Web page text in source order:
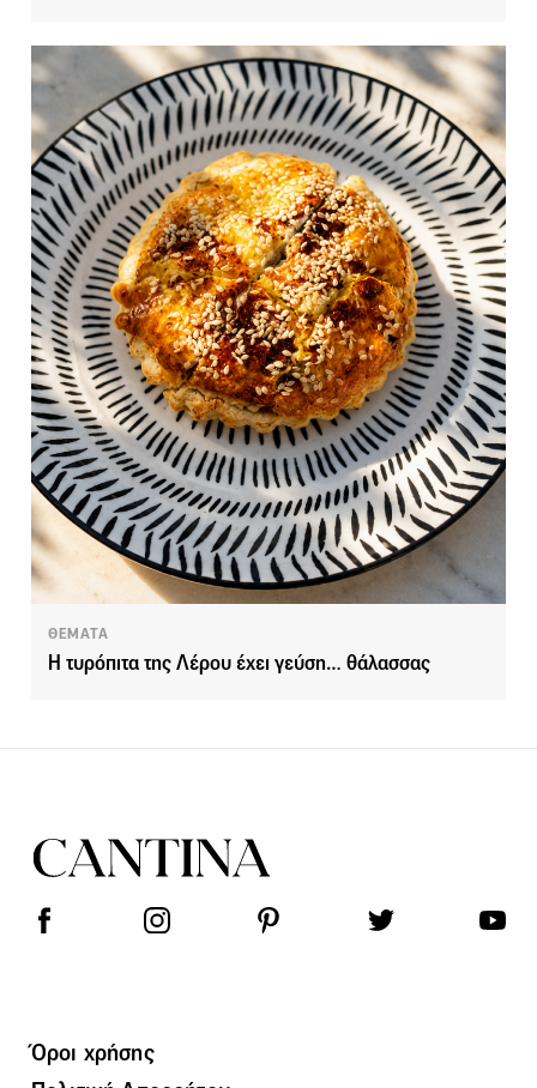
ΘΕΜΑΤΑ
Η τυρόπιτα της Λέρου έχει γεύση… θάλασσας
Όροι χρήσης